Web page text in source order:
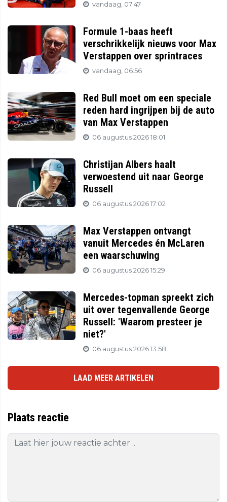
vandaag, 07:47
Formule 1-baas heeft
verschrikkelijk nieuws voor Max
Verstappen over sprintraces
vandaag, 06:56
Red Bull moet om een speciale
reden hard ingrijpen bij de auto
van Max Verstappen
06 augustus 2026 18:01
Christijan Albers haalt
verwoestend uit naar George
Russell
06 augustus 2026 17:02
Max Verstappen ontvangt
vanuit Mercedes én McLaren
een waarschuwing
06 augustus 2026 15:29
Mercedes-topman spreekt zich
uit over tegenvallende George
Russell: 'Waarom presteer je
niet?'
06 augustus 2026 13:58
LAAD MEER ARTIKELEN
Plaats reactie